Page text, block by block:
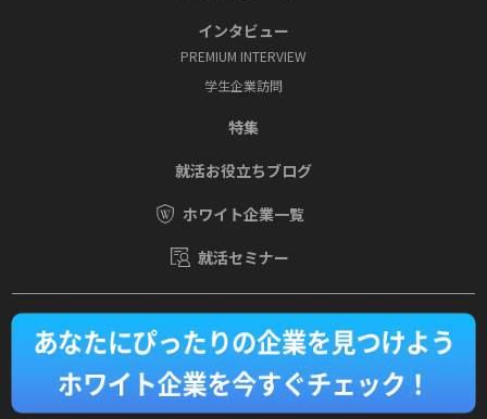
インタビュー
PREMIUM INTERVIEW
学⽣企業訪問
特集
就活お役⽴ちブログ
ホワイト企業一覧
就活セミナー
運営会社
Copyright © SOVIA Co., Ltd.